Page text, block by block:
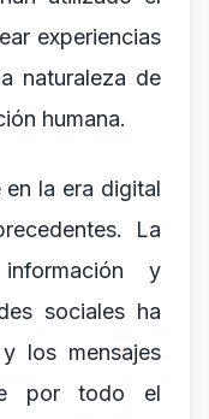
experiencias
naturaleza de
humana.
en la era digital
La
y
sociales ha
los mensajes
por todo el